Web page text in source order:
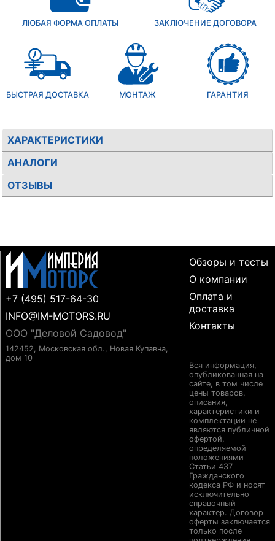
ЛЮБАЯ ФОРМА ОПЛАТЫ ЗАКЛЮЧЕНИЕ ДОГОВОРА
БЫСТРАЯ ДОСТАВКА МОНТАЖ ГАРАНТИЯ
ХАРАКТЕРИСТИКИ
АНАЛОГИ
ОТЗЫВЫ
+7 (495) 517-64-30
INFO@IM-MOTORS.RU
ООО "Деловой Садовод"
142452, Московская обл., Новая Купавна,
дом 10
Обзоры и тесты
О компании
Оплата и
доставка
Контакты
Вся информация,
опубликованная на
сайте, в том числе
цены товаров,
описания,
характеристики и
комплектации не
являются публичной
офертой,
определяемой
положениями
Статьи 437
Гражданского
кодекса РФ и носят
исключительно
справочный
характер. Договор
оферты заключается
только после